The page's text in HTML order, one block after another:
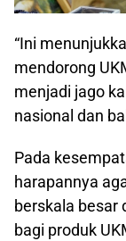
“Ini
mendorong
menjadi jago
nasional dan
Pada
harapannya
berskala besar
bagi produk